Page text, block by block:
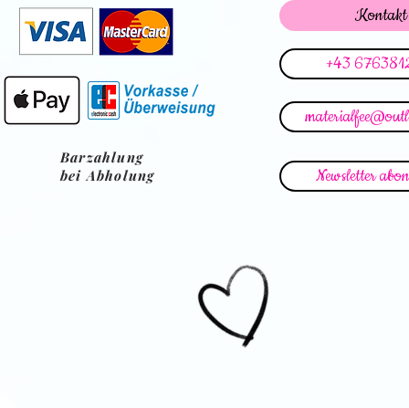
Kontakt
+43
Barzahlung
bei Abholung
Newsletter